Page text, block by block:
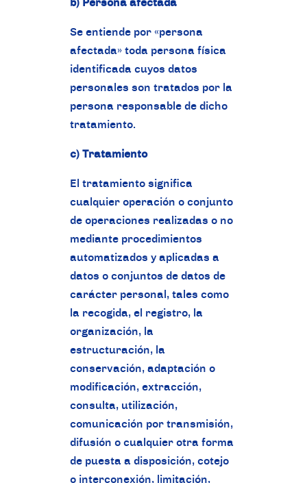
Se entiende por «persona
afectada» toda persona física
identificada cuyos datos
personales son tratados por la
persona responsable de dicho
tratamiento.
c) Tratamiento
El tratamiento significa
cualquier operación o conjunto
de operaciones realizadas o no
mediante procedimientos
automatizados y aplicadas a
datos o conjuntos de datos de
carácter personal, tales como
la recogida, el registro, la
organización, la
estructuración, la
conservación, adaptación o
modificación, extracción,
consulta, utilización,
comunicación por transmisión,
difusión o cualquier otra forma
de puesta a disposición, cotejo
o interconexión, limitación,